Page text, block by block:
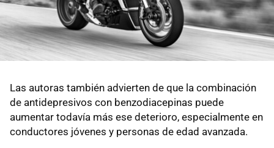
Las autoras también advierten de que la combinación
de antidepresivos con benzodiacepinas puede
aumentar todavía más ese deterioro, especialmente en
conductores jóvenes y personas de edad avanzada.